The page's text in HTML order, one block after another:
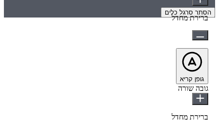
הסתר סרגל כלים
ברירת מחדל
גופן קריא
גובה שורה
ברירת מחדל